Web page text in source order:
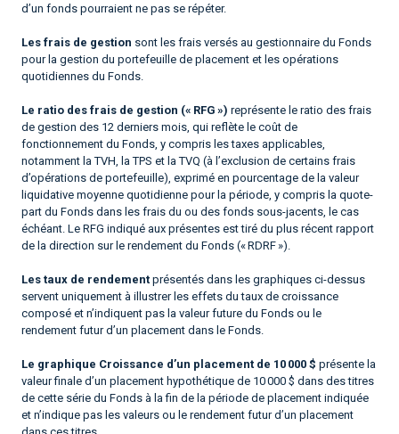
d’un fonds pourraient ne pas se répéter.
Les frais de gestion sont les frais versés au gestionnaire du Fonds
pour la gestion du portefeuille de placement et les opérations
quotidiennes du Fonds.
Le ratio des frais de gestion (« RFG ») représente le ratio des frais
de gestion des 12 derniers mois, qui reflète le coût de
fonctionnement du Fonds, y compris les taxes applicables,
notamment la TVH, la TPS et la TVQ (à l’exclusion de certains frais
d’opérations de portefeuille), exprimé en pourcentage de la valeur
liquidative moyenne quotidienne pour la période, y compris la quote-
part du Fonds dans les frais du ou des fonds sous-jacents, le cas
échéant. Le RFG indiqué aux présentes est tiré du plus récent rapport
de la direction sur le rendement du Fonds (« RDRF »).
Les taux de rendement présentés dans les graphiques ci-dessus
servent uniquement à illustrer les effets du taux de croissance
composé et n’indiquent pas la valeur future du Fonds ou le
rendement futur d’un placement dans le Fonds.
Le graphique Croissance d’un placement de 10 000 $ présente la
valeur finale d’un placement hypothétique de 10 000 $ dans des titres
de cette série du Fonds à la fin de la période de placement indiquée
et n’indique pas les valeurs ou le rendement futur d’un placement